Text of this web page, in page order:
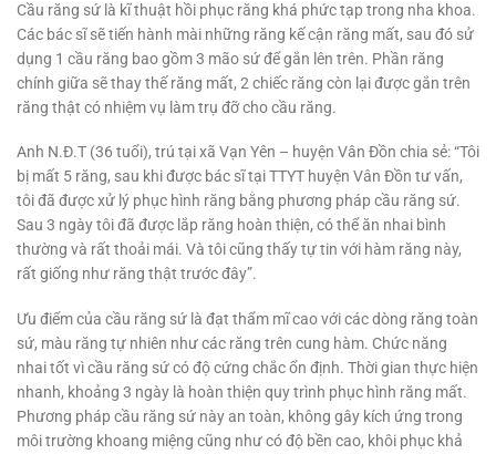
Cầu răng sứ là kĩ thuật hồi phục răng khá phức tạp trong nha khoa.
Các bác sĩ sẽ tiến hành mài những răng kế cận răng mất, sau đó sử
dụng 1 cầu răng bao gồm 3 mão sứ để gắn lên trên. Phần răng
chính giữa sẽ thay thế răng mất, 2 chiếc răng còn lại được gắn trên
răng thật có nhiệm vụ làm trụ đỡ cho cầu răng.
Anh N.Đ.T (36 tuổi), trú tại xã Vạn Yên – huyện Vân Đồn chia sẻ: “Tôi
bị mất 5 răng, sau khi được bác sĩ tại TTYT huyện Vân Đồn tư vấn,
tôi đã được xử lý phục hình răng bằng phương pháp cầu răng sứ.
Sau 3 ngày tôi đã được lắp răng hoàn thiện, có thể ăn nhai bình
thường và rất thoải mái. Và tôi cũng thấy tự tin với hàm răng này,
rất giống như răng thật trước đây”.
Ưu điểm của cầu răng sứ là đạt thẩm mĩ cao với các dòng răng toàn
sứ, màu răng tự nhiên như các răng trên cung hàm. Chức năng
nhai tốt vì cầu răng sứ có độ cứng chắc ổn định. Thời gian thực hiện
nhanh, khoảng 3 ngày là hoàn thiện quy trình phục hình răng mất.
Phương pháp cầu răng sứ này an toàn, không gây kích ứng trong
môi trường khoang miệng cũng như có độ bền cao, khôi phục khả